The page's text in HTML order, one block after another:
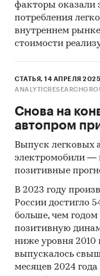
факторы оказали
потребления
внутреннем
стоимости
СТАТЬЯ, 14 АПРЕЛЯ 2025
Снова на
автопром
Выпуск легковых
электромобили —
позитивные
В 2023 году
России достигло
больше, чем
позитивную
ниже уровня 2010
выпускалось
месяцев 2024